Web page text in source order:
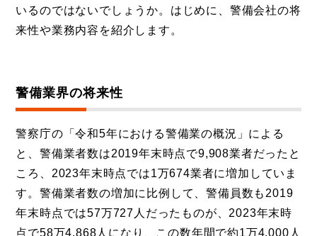
いるのではないでしょうか。はじめに、警備会社の将
来性や業務内容を紹介します。
警備業界の将来性
警察庁の「令和5年における警備業の概況」による
と、警備業者数は2019年末時点で9,908業者だったと
ころ、2023年末時点では1万674業者に増加していま
す。警備業者数の増加に比例して、警備員数も2019
年末時点では57万727人だったものが、2023年末時
点で58万4,868人になり、この数年間で約1万4,000人